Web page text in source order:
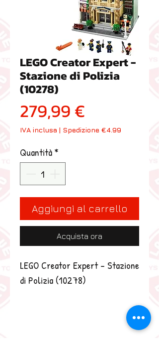
LEGO Creator Expert -
Stazione di Polizia
(10278)
279,99 €
IVA inclusa | Spedizione €4.99
Quantità*
Aggiungi al carrello
Acquista ora
LEGO Creator Expert - Stazione
di Polizia (10278)